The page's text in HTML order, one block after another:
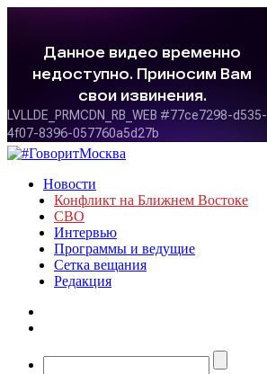
Новости
Конфликт на Ближнем Востоке
СВО
Интервью
Программы и ведущие
Сетка вещания
Редакция